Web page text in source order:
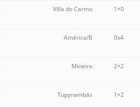
Villa do Carmo 1×0
América/B 0x4
Mineiro 2×2
Tupynambás 1×2